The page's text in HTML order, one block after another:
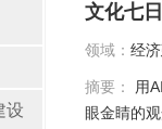
设
文化七
领域：经
摘要：
用
眼金睛的